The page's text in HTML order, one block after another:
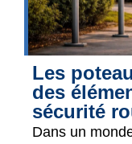
Les
des
sécurité
Dans un